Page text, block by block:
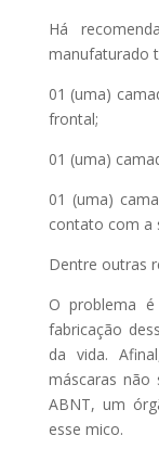
Há
manufaturado
01 (uma)
frontal;
01 (uma)
01 (uma)
contato com a
Dentre outras
O problema
fabricação
da vida.
máscaras não
ABNT, um
esse mico.